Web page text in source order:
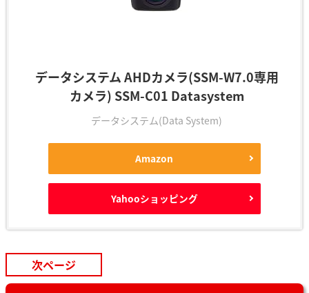
データシステム AHDカメラ(SSM-W7.0専用
カメラ) SSM-C01 Datasystem
データシステム(Data System)
Amazon
Yahooショッピング
次ページ